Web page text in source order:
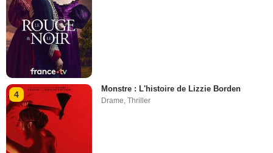
4
Monstre : L'histoire de Lizzie Borden
Drame ,Thriller